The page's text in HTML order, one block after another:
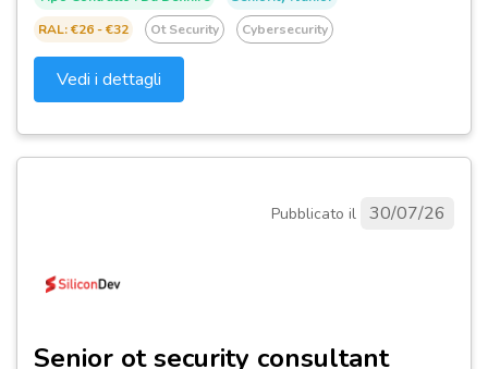
RAL: €26 - €32
Ot Security Cybersecurity
Vedi i dettagli
Pubblicato il 30/07/26
Senior ot security consultant